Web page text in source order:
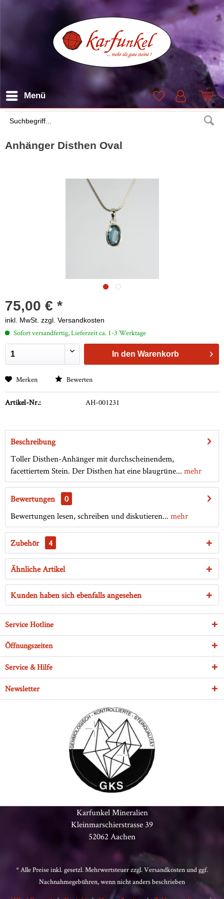
Suchen
Menü
Anhänger Disthen Oval
75,00 € *
inkl. MwSt. zzgl. Versandkosten
Sofort versandfertig, Lieferzeit ca. 1-3 Werktage
In den Warenkorb
Merken Bewerten
Artikel-Nr.: AH-001231
Beschreibung
Toller Disthen-Anhänger mit durchscheinendem,
facettiertem Stein. Der Disthen hat eine blaugrüne... mehr
Bewertungen
0
Bewertungen lesen, schreiben und diskutieren... mehr
Zubehör 4
Ähnliche Artikel
Kunden haben sich ebenfalls angesehen
Service Hotline
Öffnungszeiten
Service & Hilfe
Newsletter
Karfunkel Mineralien
Kleinmarschierstrasse 39
52062 Aachen
* Alle Preise inkl. gesetzl. Mehrwertsteuer zzgl.Versandkostenund ggf.
Nachnahmegebühren, wenn nicht anders beschrieben